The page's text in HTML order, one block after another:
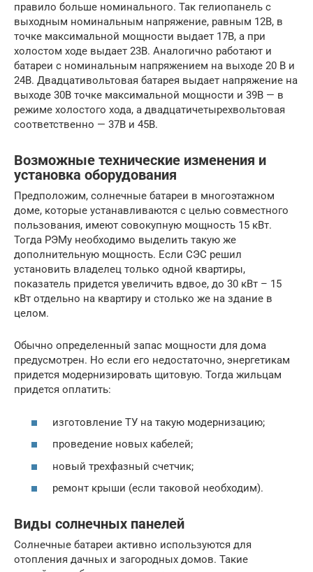
правило больше номинального. Так гелиопанель с
выходным номинальным напряжение, равным 12В, в
точке максимальной мощности выдает 17В, а при
холостом ходе выдает 23В. Аналогично работают и
батареи с номинальным напряжением на выходе 20 В и
24В. Двадцативольтовая батарея выдает напряжение на
выходе 30В точке максимальной мощности и 39В — в
режиме холостого хода, а двадцатичетырехвольтовая
соответственно — 37В и 45В.
Возможные технические изменения и
установка оборудования
Предположим, солнечные батареи в многоэтажном
доме, которые устанавливаются с целью совместного
пользования, имеют совокупную мощность 15 кВт.
Тогда РЭМу необходимо выделить такую же
дополнительную мощность. Если СЭС решил
установить владелец только одной квартиры,
показатель придется увеличить вдвое, до 30 кВт – 15
кВт отдельно на квартиру и столько же на здание в
целом.
Обычно определенный запас мощности для дома
предусмотрен. Но если его недостаточно, энергетикам
придется модернизировать щитовую. Тогда жильцам
придется оплатить:
изготовление ТУ на такую модернизацию;
проведение новых кабелей;
новый трехфазный счетчик;
ремонт крыши (если таковой необходим).
Виды солнечных панелей
Солнечные батареи активно используются для
отопления дачных и загородных домов. Такие